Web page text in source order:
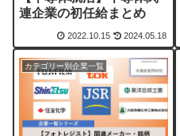
連企業の初任給まとめ
2022.10.15 2024.05.18
カテゴリー別企業一覧